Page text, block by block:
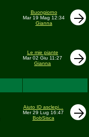
Buongiorno
Mar 19 Mag 12:34
Gianna
Le mie piante
Mar 02 Giu 11:27
Gianna
Aiuto ID asclepi...
Mer 29 Lug 16:47
BobSisca